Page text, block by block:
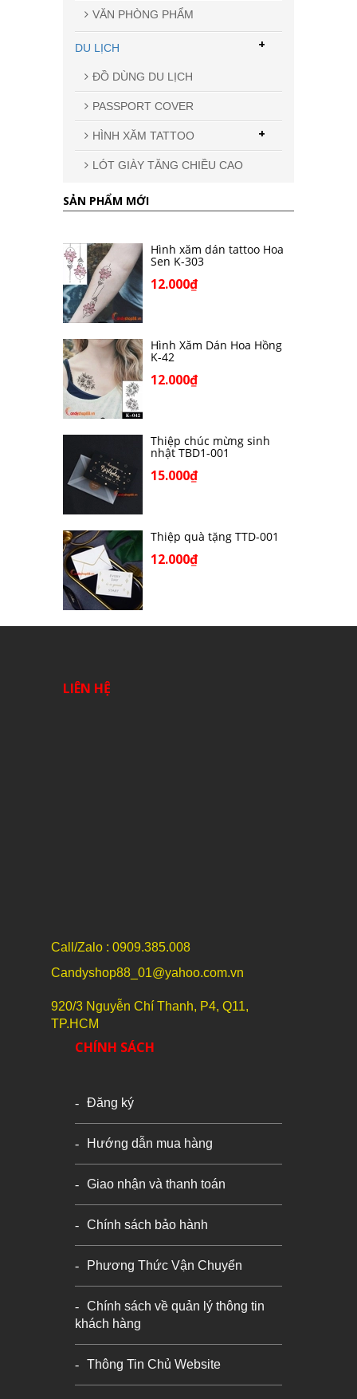
VĂN PHÒNG PHẨM
DU LỊCH
ĐỒ DÙNG DU LỊCH
PASSPORT COVER
HÌNH XĂM TATTOO +
LÓT GIÀY TĂNG CHIỀU CAO
+
SẢN PHẨM MỚI
Hình xăm dán tattoo Hoa
Sen K-303
12.000₫
Hình Xăm Dán Hoa Hồng
K-42
12.000₫
Thiệp chúc mừng sinh
nhật TBD1-001
15.000₫
Thiệp quà tặng TTD-001
12.000₫
LIÊN HỆ
Call/Zalo : 0909.385.008
Candyshop88_01@yahoo.com.vn
920/3 Nguyễn Chí Thanh, P4, Q11,
TP.HCM
CHÍNH SÁCH
Đăng ký
Hướng dẫn mua hàng
Giao nhận và thanh toán
Chính sách bảo hành
Phương Thức Vận Chuyển
Chính sách về quản lý thông tin
khách hàng
Thông Tin Chủ Website